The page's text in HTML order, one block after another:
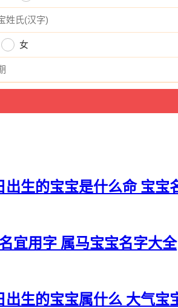
女
出生的宝宝是什么命 宝宝
宜用字 属马宝宝名字大全
出生的宝宝属什么 大气宝